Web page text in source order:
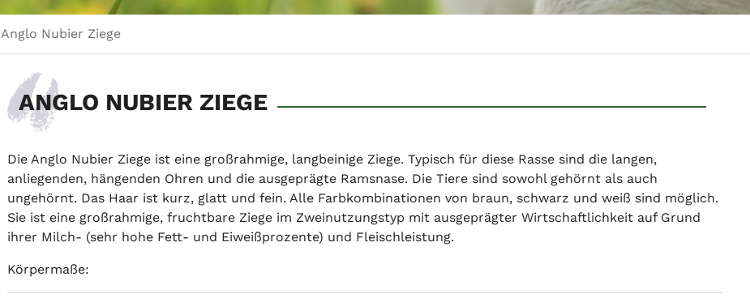
Anglo Nubier Ziege
ANGLO NUBIER ZIEGE
Die Anglo Nubier Ziege ist eine großrahmige, langbeinige Ziege. Typisch für diese Rasse sind die langen,
anliegenden, hängenden Ohren und die ausgeprägte Ramsnase. Die Tiere sind sowohl gehörnt als auch
ungehörnt. Das Haar ist kurz, glatt und fein. Alle Farbkombinationen von braun, schwarz und weiß sind möglich.
Sie ist eine großrahmige, fruchtbare Ziege im Zweinutzungstyp mit ausgeprägter Wirtschaftlichkeit auf Grund
ihrer Milch- (sehr hohe Fett- und Eiweißprozente) und Fleischleistung.
Körpermaße: